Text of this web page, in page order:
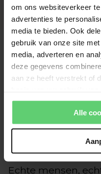
om ons websiteverkeer
advertenties te
media te bieden. Ook
gebruik van onze site
media, adverteren en
deze gegevens
aan ze heeft verstrekt of
website-ervaring? Kies
informatie over cookies
Alle
Wees de eerste om
Schrijf
Geen
Echte mensen,